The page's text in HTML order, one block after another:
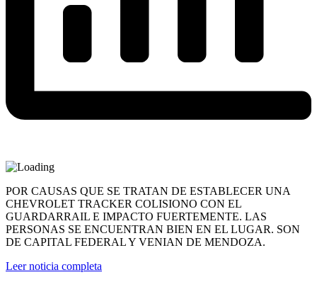
POR CAUSAS QUE SE TRATAN DE ESTABLECER UNA
CHEVROLET TRACKER COLISIONO CON EL
GUARDARRAIL E IMPACTO FUERTEMENTE. LAS
PERSONAS SE ENCUENTRAN BIEN EN EL LUGAR. SON
DE CAPITAL FEDERAL Y VENIAN DE MENDOZA.
Leer noticia completa